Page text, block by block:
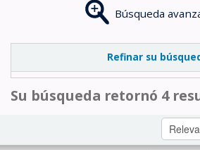
Búsqueda
Refinar su
Su búsqueda retornó 4